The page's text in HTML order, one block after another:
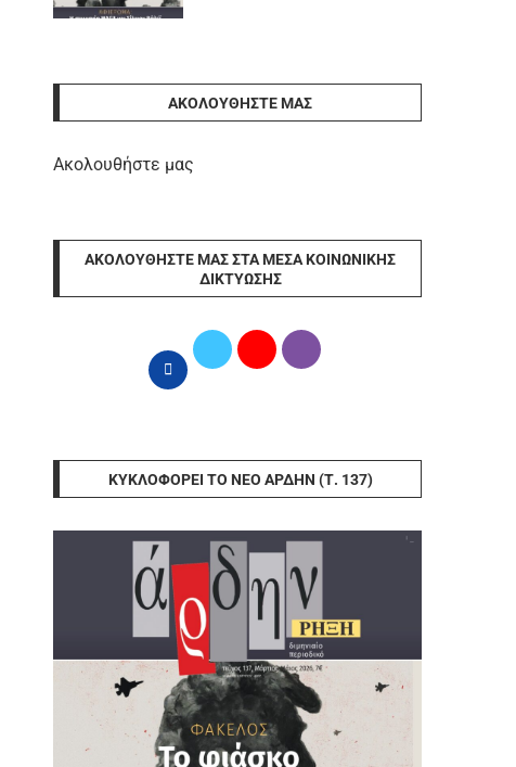
ΑΚΟΛΟΥΘΉΣΤΕ ΜΑΣ
Ακολουθήστε μας
ΑΚΟΛΟΥΘΉΣΤΕ ΜΑΣ ΣΤΑ ΜΈΣΑ ΚΟΙΝΩΝΙΚΉΣ
ΔΙΚΤΎΩΣΗΣ
ΚΥΚΛΟΦΟΡΕΊ ΤΟ ΝΈΟ ΆΡΔΗΝ (Τ. 137)